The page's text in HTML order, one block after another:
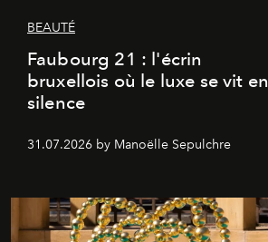
BEAUTÉ
Faubourg 21 : l'écrin
bruxellois où le luxe se vit en
silence
31.07.2026 by Manoëlle Sepulchre